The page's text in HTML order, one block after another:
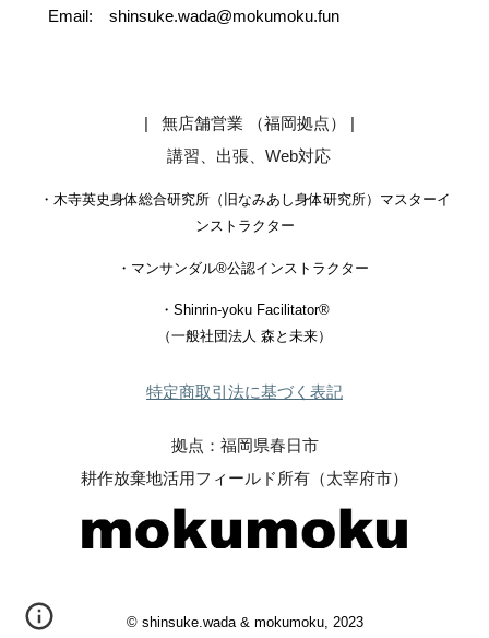
Email: shinsuke.wada@mokumoku.fun
| 無店舗営業 （福岡拠点）
講習、出張、Web対応
・木寺英史身体総合研究所（ 旧なみあし身体研究所）マスターイ
ンストラクター
・ マンサンダル®︎公認インストラクター
・ Shinrin-yoku Facilitator®︎
（一般社団法人 森と未来）
特定商取引法に基づく表記
拠点：福岡県春日市
耕作放棄地活用フィールド所有（太宰府市）
©︎ shinsuke.wada & mokumoku, 2023